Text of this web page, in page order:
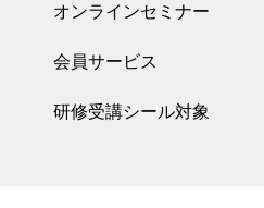
オンラインセミナー
会員サービス
研修受講シール対象